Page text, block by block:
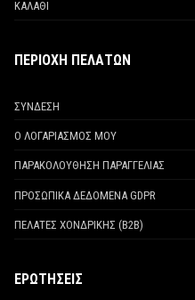
ΚΑΛΑΘΙ
ΠΕΡΙΟΧΗ ΠΕΛΑΤΩΝ
ΣΥΝΔΕΣΗ
Ο ΛΟΓΑΡΙΑΣΜΟΣ ΜΟΥ
ΠΑΡΑΚΟΛΟΥΘΗΣΗ ΠΑΡΑΓΓΕΛΙΑΣ
ΠΡΟΣΩΠΙΚΑ ΔΕΔΟΜΕΝΑ GDPR
ΠΕΛΑΤΕΣ ΧΟΝΔΡΙΚΗΣ (Β2Β)
ΕΡΩΤΗΣΕΙΣ